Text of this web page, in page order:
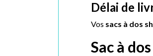
Délai de
Vos sacs à dos
Sac à